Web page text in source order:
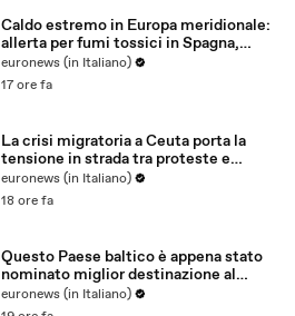
Caldo estremo in Europa meridionale:
allerta per fumi tossici in Spagna,
Francia ferma reattori
euronews (in Italiano)
17 ore fa
La crisi migratoria a Ceuta porta la
tensione in strada tra proteste e
critiche al governo
euronews (in Italiano)
18 ore fa
Questo Paese baltico è appena stato
nominato miglior destinazione al
mondo per trasferirsi nel 2026
euronews (in Italiano)